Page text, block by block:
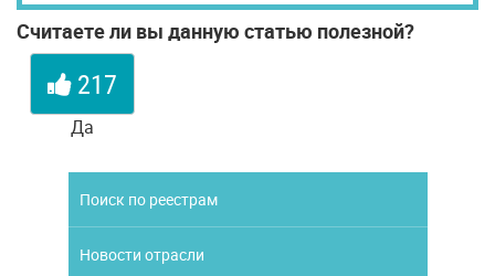
Считаете ли вы данную статью полезной?
217
Да
Поиск по реестрам
Новости отрасли